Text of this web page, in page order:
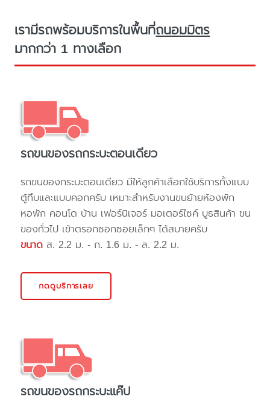
เรามีรถพร้อมบริการในพื้นที่ถนอมมิตร
มากกว่า 1 ทางเลือก
รถขนของรถกระบะตอนเดียว
รถขนของกระบะตอนเดียว มีให้ลูกค้าเลือกใช้บริการทั้งแบบ
ตู้ทึบและแบบคอกครับ เหมาะสำหรับงานขนย้ายห้องพัก
หอพัก คอนโด บ้าน เฟอร์นิเจอร์ มอเตอร์ไซค์ บูธสินค้า ขน
ของทั่วไป เข้าตรอกซอกซอยเล็กๆ ได้สบายครับ
ขนาด ส. 2.2 ม. - ก. 1.6 ม. - ล. 2.2 ม.
กดดูบริการเลย
รถขนของรถกระบะแค๊ป